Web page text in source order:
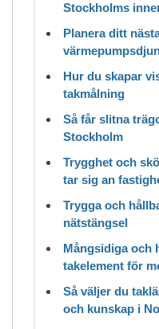
Stockholms
Planera ditt
Hur du skapar
takmålning
Så får slitna
Stockholm
Trygghet och
tar sig an
Trygga och
nätstängsel
Mångsidiga och
takelement för
Så väljer du
och kunskap i